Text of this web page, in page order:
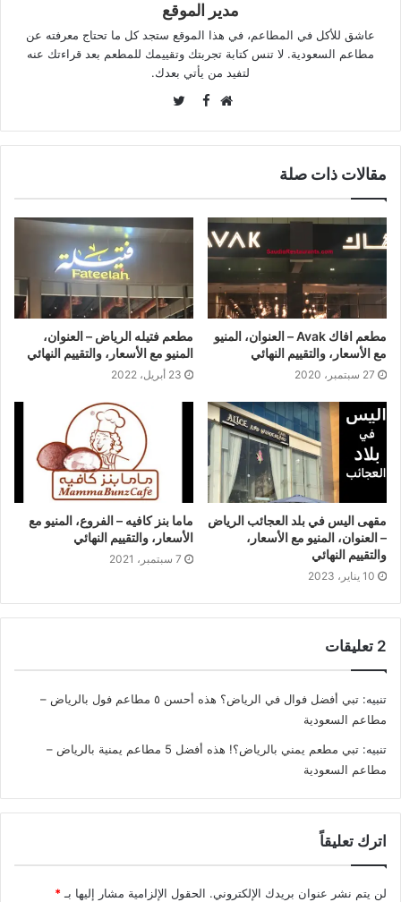
مدير الموقع
عاشق للأكل في المطاعم، في هذا الموقع ستجد كل ما تحتاج معرفته عن
مطاعم السعودية. لا تنس كتابة تجربتك وتقييمك للمطعم بعد قراءتك عنه
لتفيد من يأتي بعدك.
Facebook
مقالات ذات صلة
مطعم افاك Avak – العنوان، المنيو
مع الأسعار، والتقييم النهائي
27 سبتمبر، 2020
مطعم فتيله الرياض – العنوان،
المنيو مع الأسعار، والتقييم النهائي
23 أبريل، 2022
مقهى اليس في بلد العجائب الرياض
– العنوان، المنيو مع الأسعار،
والتقييم النهائي
10 يناير، 2023
ماما بنز كافيه – الفروع، المنيو مع
الأسعار، والتقييم النهائي
7 سبتمبر، 2021
‫2 تعليقات
تنبيه:
تبي أفضل فوال في الرياض؟ هذه أحسن ٥ مطاعم فول بالرياض –
مطاعم السعودية
تنبيه:
تبي مطعم يمني بالرياض؟! هذه أفضل 5 مطاعم يمنية بالرياض –
مطاعم السعودية
اترك تعليقاً
لن يتم نشر عنوان بريدك الإلكتروني. الحقول الإلزامية مشار إليها بـ *